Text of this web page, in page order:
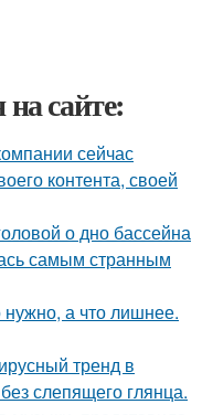
сайте:
сейчас
контента, своей
о дно бассейна
самым странным
нужно, а что лишнее.
тренд в
слепящего глянца.